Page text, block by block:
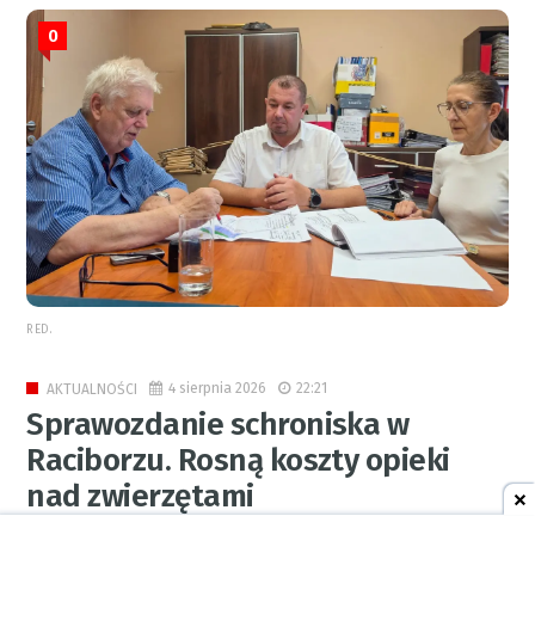
0
RED.
AKTUALNOŚCI 4 sierpnia 2026 22:21
Sprawozdanie schroniska w
Raciborzu. Rosną koszty opieki
nad zwierzętami